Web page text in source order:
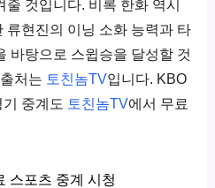
것입니다. 비록 한화 역시
류현진의 이닝 소화 능력과 타
바탕으로 스윕승을 달성할 것
처는 토친놈TV입니다. KBO
중계도 토친놈TV에서 무료
스포츠 중계 시청